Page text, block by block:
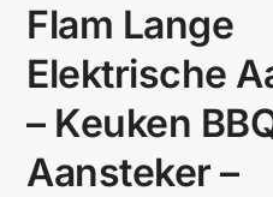
Flam Lange
Elektrische
– Keuken
Aansteker –